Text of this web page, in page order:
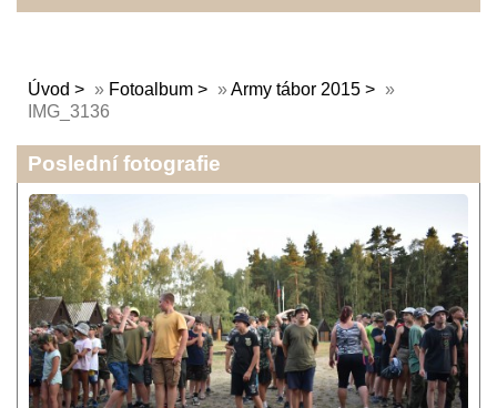
Úvod » Fotoalbum »Army tábor 2015
»
IMG_3136
Poslední fotografie